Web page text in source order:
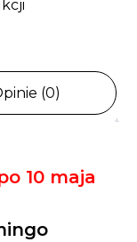
(0)
10 maja